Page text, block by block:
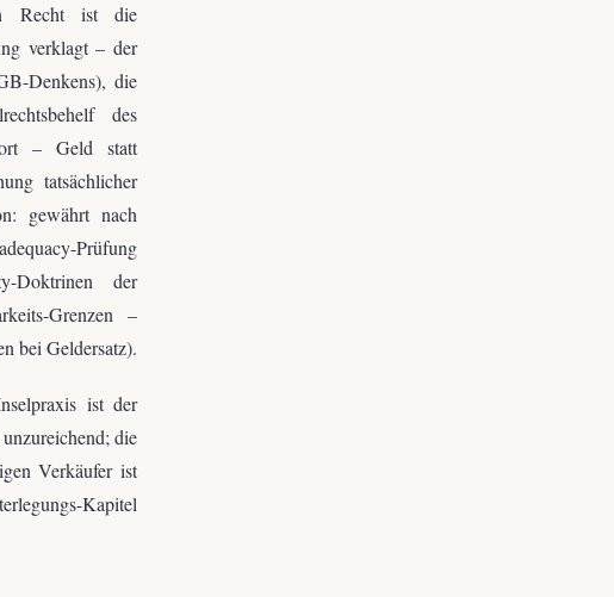
Recht ist die
verklagt – der
Denkens), die
des
– Geld statt
tatsächlicher
gewährt nach
Prüfung
Doktrinen der
Grenzen –
bei Geldersatz).
ist der
die
Verkäufer ist
Kapitel